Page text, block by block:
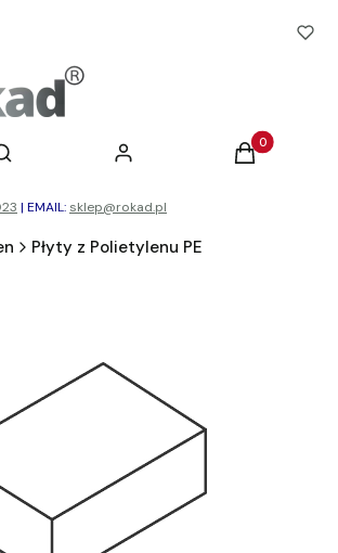
Otwórz wyszukiwarkę
Szukaj Zaloguj się Produkty w
Koszyk
| EMAIL: sklep@rokad.pl
Płyty z Polietylenu PE